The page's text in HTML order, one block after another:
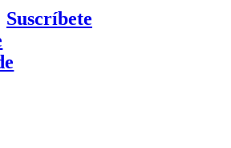
Suscríbete